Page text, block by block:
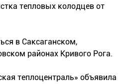
тепловых колодцев от
в Саксаганском,
районах Кривого Рога.
теплоцентраль» объявила